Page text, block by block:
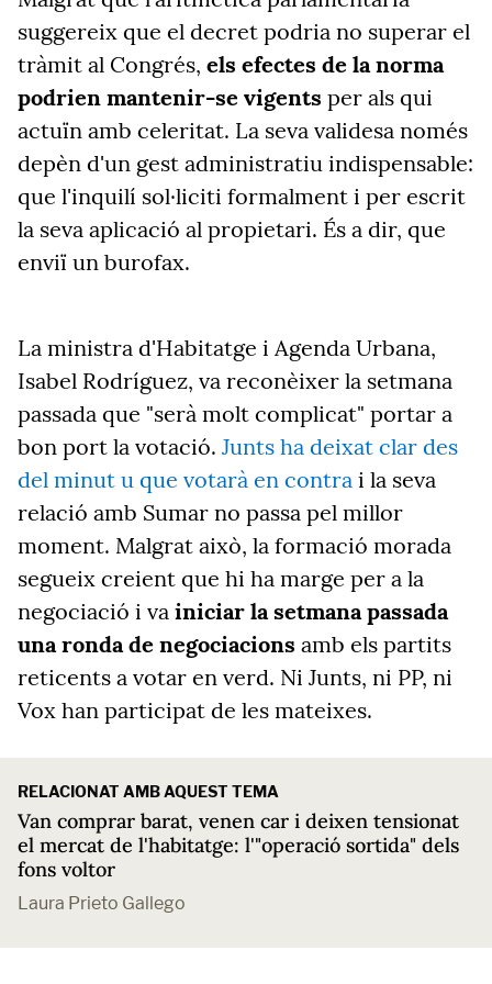
suggereix que el decret podria no superar el
tràmit al Congrés, els efectes de la norma
podrien mantenir-se vigents per als qui
actuïn amb celeritat. La seva validesa només
depèn d'un gest administratiu indispensable:
que l'inquilí sol·liciti formalment i per escrit
la seva aplicació al propietari. És a dir, que
enviï un burofax.
La ministra d'Habitatge i Agenda Urbana,
Isabel Rodríguez, va reconèixer la setmana
passada que "serà molt complicat" portar a
bon port la votació. Junts ha deixat clar des
del minut u que votarà en contra i la seva
relació amb Sumar no passa pel millor
moment. Malgrat això, la formació morada
segueix creient que hi ha marge per a la
negociació i va iniciar la setmana passada
una ronda de negociacions amb els partits
reticents a votar en verd. Ni Junts, ni PP, ni
Vox han participat de les mateixes.
RELACIONAT AMB AQUEST TEMA
Van comprar barat, venen car i deixen tensionat
el mercat de l'habitatge: l'"operació sortida" dels
fons voltor
Laura Prieto Gallego